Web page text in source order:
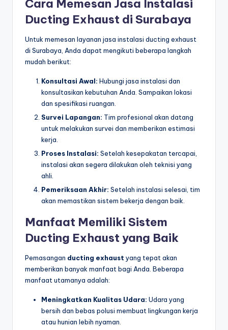
Cara Memesan Jasa Instalasi
Ducting Exhaust di Surabaya
Untuk memesan layanan jasa instalasi ducting exhaust
di Surabaya, Anda dapat mengikuti beberapa langkah
mudah berikut:
Konsultasi Awal: Hubungi jasa instalasi dan
konsultasikan kebutuhan Anda. Sampaikan lokasi
dan spesifikasi ruangan.
Survei Lapangan: Tim profesional akan datang
untuk melakukan survei dan memberikan estimasi
kerja.
Proses Instalasi: Setelah kesepakatan tercapai,
instalasi akan segera dilakukan oleh teknisi yang
ahli.
Pemeriksaan Akhir: Setelah instalasi selesai, tim
akan memastikan sistem bekerja dengan baik.
Manfaat Memiliki Sistem
Ducting Exhaust yang Baik
Pemasangan ducting exhaust yang tepat akan
memberikan banyak manfaat bagi Anda. Beberapa
manfaat utamanya adalah:
Meningkatkan Kualitas Udara: Udara yang
bersih dan bebas polusi membuat lingkungan kerja
atau hunian lebih nyaman.